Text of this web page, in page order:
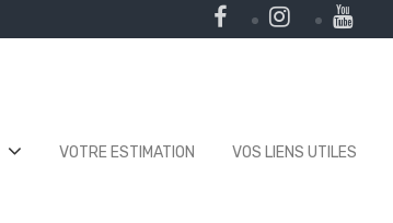
VOTRE ESTIMATION VOS LIENS UTILES